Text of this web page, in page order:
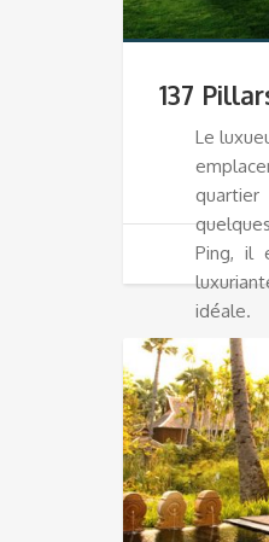
137
Le
Ping, il
idéale.